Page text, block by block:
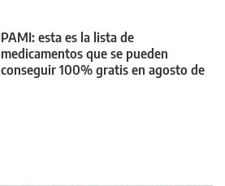
PAMI: esta es la lista de
medicamentos que se pueden
conseguir 100% gratis en agosto de